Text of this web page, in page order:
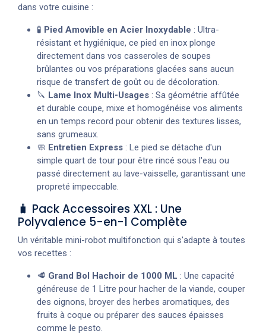
dans votre cuisine :
🧪 Pied Amovible en Acier Inoxydable : Ultra-
résistant et hygiénique, ce pied en inox plonge
directement dans vos casseroles de soupes
brûlantes ou vos préparations glacées sans aucun
risque de transfert de goût ou de décoloration.
🔪 Lame Inox Multi-Usages : Sa géométrie affûtée
et durable coupe, mixe et homogénéise vos aliments
en un temps record pour obtenir des textures lisses,
sans grumeaux.
🧼 Entretien Express : Le pied se détache d'un
simple quart de tour pour être rincé sous l'eau ou
passé directement au lave-vaisselle, garantissant une
propreté impeccable.
🧳 Pack Accessoires XXL : Une
Polyvalence 5-en-1 Complète
Un véritable mini-robot multifonction qui s'adapte à toutes
vos recettes :
🥩 Grand Bol Hachoir de 1000 ML : Une capacité
généreuse de 1 Litre pour hacher de la viande, couper
des oignons, broyer des herbes aromatiques, des
fruits à coque ou préparer des sauces épaisses
comme le pesto.